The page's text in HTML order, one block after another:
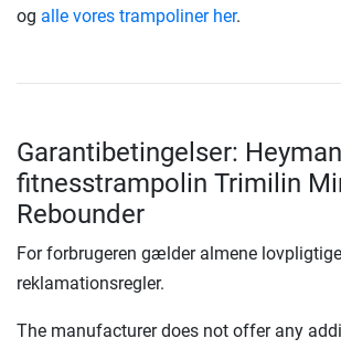
og alle vores trampoliner her.
Garantibetingelser:
fitnesstrampolin Trimilin
Rebounder
For forbrugeren gælder almene lovpligtige
reklamationsregler.
The manufacturer does not offer any